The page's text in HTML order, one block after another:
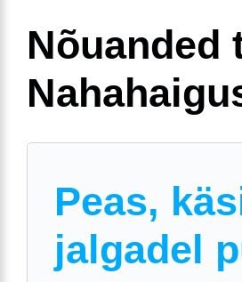
Nõuanded
Peas,
jalgadel